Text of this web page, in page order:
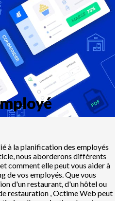
à la planification des employés
nous aborderons différents
comment elle peut vous aider à
de vos employés. Que vous
d'un restaurant, d'un hôtel ou
restauration , Octime Web peut